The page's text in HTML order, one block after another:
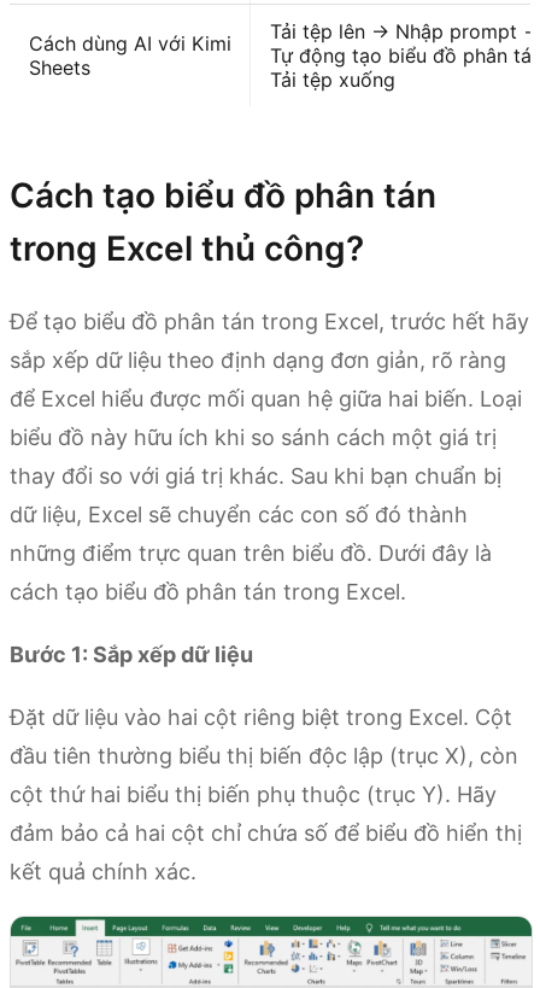
Cách dùng AI với Kimi
Sheets
Tải tệp lên → Nhập prompt →
Tự động tạo biểu đồ phân
Tải tệp xuống
Cách tạo biểu đồ phân tán
trong Excel thủ công?
Để tạo biểu đồ phân tán trong Excel, trước hết hãy
sắp xếp dữ liệu theo định dạng đơn giản, rõ ràng
để Excel hiểu được mối quan hệ giữa hai biến. Loại
biểu đồ này hữu ích khi so sánh cách một giá trị
thay đổi so với giá trị khác. Sau khi bạn chuẩn bị
dữ liệu, Excel sẽ chuyển các con số đó thành
những điểm trực quan trên biểu đồ. Dưới đây là
cách tạo biểu đồ phân tán trong Excel.
Bước 1: Sắp xếp dữ liệu
Đặt dữ liệu vào hai cột riêng biệt trong Excel. Cột
đầu tiên thường biểu thị biến độc lập (trục X), còn
cột thứ hai biểu thị biến phụ thuộc (trục Y). Hãy
đảm bảo cả hai cột chỉ chứa số để biểu đồ hiển thị
kết quả chính xác.